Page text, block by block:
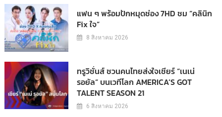
แฟน ๆ พร้อมปักหมุดช่อง 7HD ชม “คลินิก
Fix ใจ”
8 สิงหาคม 2026
ทรูวิชั่นส์ ชวนคนไทยส่งใจเชียร์ “เนเน่
รอยัล” บนเวทีโลก AMERICA’S GOT
TALENT SEASON 21
6 สิงหาคม 2026